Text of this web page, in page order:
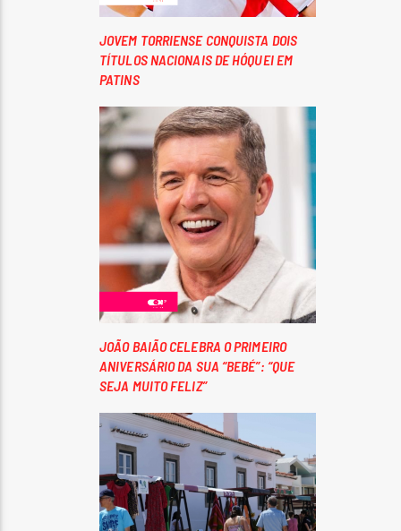
JOVEM TORRIENSE CONQUISTA DOIS
TÍTULOS NACIONAIS DE HÓQUEI EM
PATINS
JOÃO BAIÃO CELEBRA O PRIMEIRO
ANIVERSÁRIO DA SUA “BEBÉ”: “QUE
SEJA MUITO FELIZ”